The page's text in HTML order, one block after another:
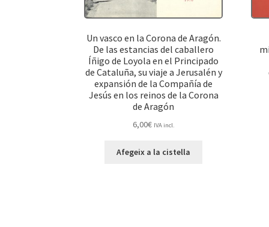
Un vasco en la Corona de Aragón.
De las estancias del caballero
Íñigo de Loyola en el Principado
de Cataluña, su viaje a Jerusalén y
expansión de la Compañía de
Jesús en los reinos de la Corona
de Aragón
6,00€ IVA incl.
Afegeix a la cistella